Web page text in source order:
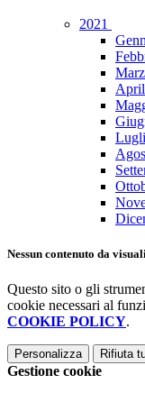
2021
Nessun contenuto da
Questo sito o gli
cookie necessari al
COOKIE POLICY.
Personalizza Rifiuta
Gestione cookie